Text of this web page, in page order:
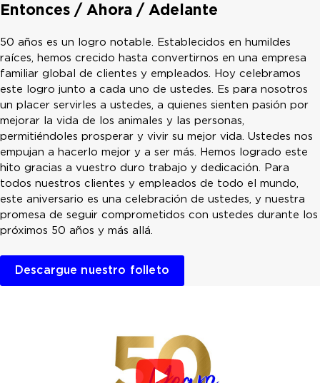
Entonces / Ahora / Adelante
50 años es un logro notable. Establecidos en humildes
raíces, hemos crecido hasta convertirnos en una empresa
familiar global de clientes y empleados. Hoy celebramos
este logro junto a cada uno de ustedes. Es para nosotros
un placer servirles a ustedes, a quienes sienten pasión por
mejorar la vida de los animales y las personas,
permitiéndoles prosperar y vivir su mejor vida. Ustedes nos
empujan a hacerlo mejor y a ser más. Hemos logrado este
hito gracias a vuestro duro trabajo y dedicación. Para
todos nuestros clientes y empleados de todo el mundo,
este aniversario es una celebración de ustedes, y nuestra
promesa de seguir comprometidos con ustedes durante los
próximos 50 años y más allá.
Descargue nuestro folleto